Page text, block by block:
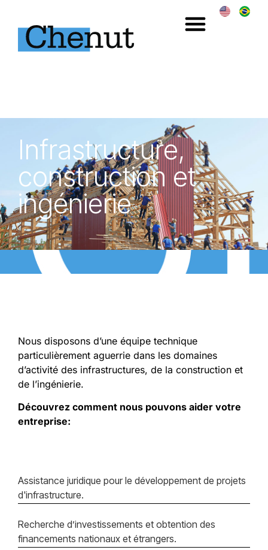
Infrastructure,
construction et
ingénierie
Nous disposons d’une équipe technique
particulièrement aguerrie dans les domaines
d’activité des infrastructures, de la construction et
de l’ingénierie.
Découvrez comment nous pouvons aider votre
entreprise:
Assistance juridique pour le développement de projets
d'infrastructure.
Recherche d’investissements et obtention des
financements nationaux et étrangers.